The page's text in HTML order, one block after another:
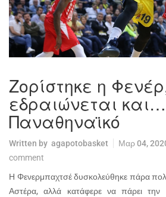
Ζορίστηκε η
εδραιώνεται
Παναθηναϊκό
Written by agapotobasket Μαρ 04,
comment
Η Φενερμπαχτσέ δυσκολεύθηκε πάρα
Αστέρα, αλλά κατάφερε να πάρει